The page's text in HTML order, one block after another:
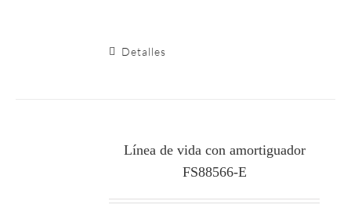
Detalles
Línea de vida con amortiguador
FS88566-E